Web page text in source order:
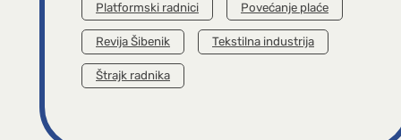
Platformski radnici Povećanje plaće
Revija Šibenik Tekstilna industrija
Štrajk radnika